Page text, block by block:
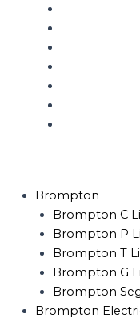
Brompton
Brompton C
Brompton P
Brompton T
Brompton G
Brompton
Brompton